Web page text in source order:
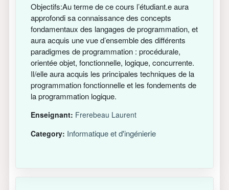
Objectifs:Au terme de ce cours l’étudiant.e aura
approfondi sa connaissance des concepts
fondamentaux des langages de programmation, et
aura acquis une vue d’ensemble des différents
paradigmes de programmation : procédurale,
orientée objet, fonctionnelle, logique, concurrente.
Il/elle aura acquis les principales techniques de la
programmation fonctionnelle et les fondements de
la programmation logique.
Enseignant: Frerebeau Laurent
Category: Informatique et d'ingénierie